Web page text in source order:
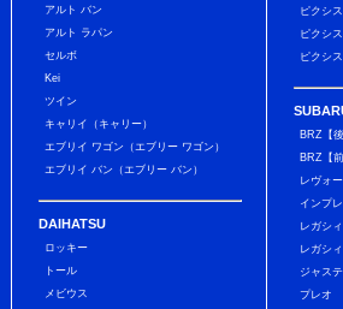
アルト バン
アルト ラパン
セルボ
Kei
ツイン
キャリイ（キャリー）
エブリイ ワゴン（エブリー ワゴン）
エブリイ バン（エブリー バン）
DAIHATSU
ロッキー
トール
メビウス
ピクシ
ピクシ
ピクシ
BRZ【
BRZ【
レヴォ
インプ
レガシ
レガシ
ジャス
プレオ